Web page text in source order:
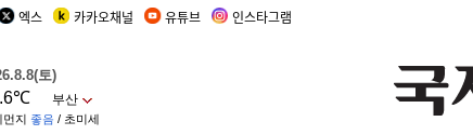
엑스 카카오채널 유튜브 인스타그램